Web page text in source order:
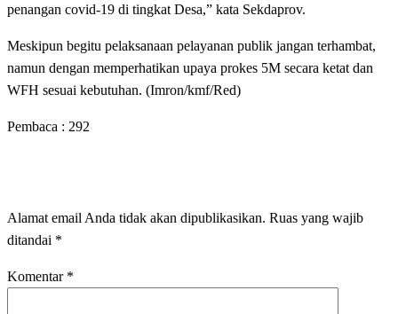
penangan covid-19 di tingkat Desa,” kata Sekdaprov.
Meskipun begitu pelaksanaan pelayanan publik jangan terhambat,
namun dengan memperhatikan upaya prokes 5M secara ketat dan
WFH sesuai kebutuhan. (Imron/kmf/Red)
Pembaca : 292
Alamat email Anda tidak akan dipublikasikan. Ruas yang wajib
ditandai *
Komentar *